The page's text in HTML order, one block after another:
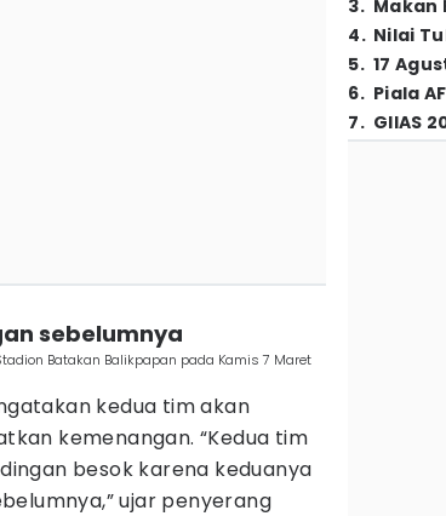
sebelumnya
Batakan Balikpapan pada Kamis 7 Maret
kedua tim akan
kemenangan. “Kedua tim
besok karena keduanya
ujar penyerang
3. Makan
4. Nilai
5. 17
6. Piala
7. GIIAS